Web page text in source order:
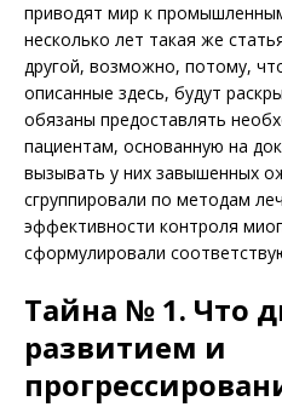
приводят мир к
несколько лет такая же
другой, возможно, потому,
описанные здесь, будут
обязаны предоставлять
пациентам, основанную на
вызывать у них завышенных
сгруппировали по методам
эффективности контроля
сформулировали
Тайна № 1. Что
развитием и